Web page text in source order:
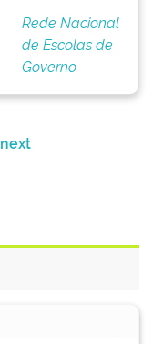
Rede Nacional
de Escolas de
Governo
next